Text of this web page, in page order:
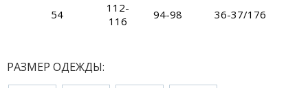
54
112-
116
94-98 36-37/176
РАЗМЕР ОДЕЖДЫ: